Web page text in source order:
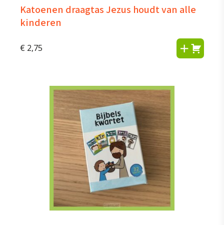
Katoenen draagtas Jezus houdt van alle
kinderen
€ 2,75